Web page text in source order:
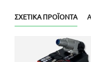
ΣΧΕΤΙΚΆ ΠΡΟΪΌΝΤΑ